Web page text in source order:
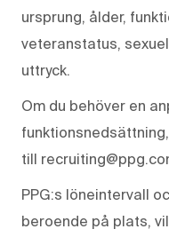
ursprung, ålder,
veteranstatus,
uttryck.
Om du behöver en
till
PPG:s löneintervall
beroende på plats,